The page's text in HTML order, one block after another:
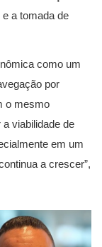
a tomada de
como um
por
o mesmo
viabilidade de
em um
a crescer”,